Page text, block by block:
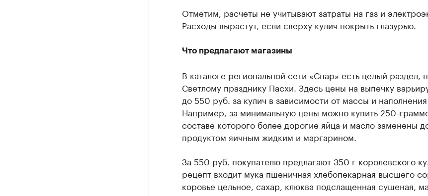
Отметим, расчеты не учитывают затраты на газ и
Расходы вырастут, если сверху кулич покрыть глазурью.
Что предлагают магазины
В каталоге региональной сети «Спар» есть целый раздел,
Светлому празднику Пасхи. Здесь цены на выпечку
до 550 руб. за кулич в зависимости от массы и наполнения
Например, за минимальную цены можно купить 250-
составе которого более дорогие яйца и масло заменены
продуктом яичным жидким и маргарином.
За 550 руб. покупателю предлагают 350 г королевского
рецепт входит мука пшеничная хлебопекарная высшего
коровье цельное, сахар, клюква подслащенная сушеная,